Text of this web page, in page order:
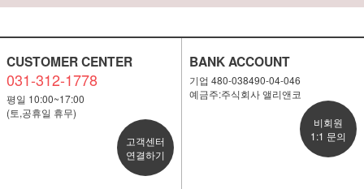
CUSTOMER CENTER
031-312-1778
평일 10:00~17:00
(토,공휴일 휴무)
고객센터
연결하기
BANK ACCOUNT
기업 480-038490-04-046
예금주:주식회사 앨리앤코
비회원
1:1 문의